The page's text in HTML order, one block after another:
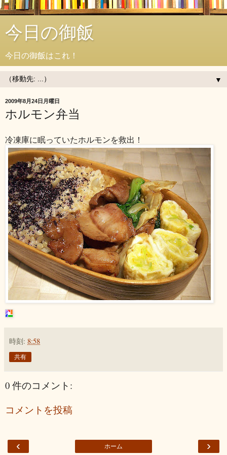
今日の御飯
今日の御飯はこれ！
▼
2009年8月24日月曜日
ホルモン弁当
冷凍庫に眠っていたホルモンを救出！
時刻: 8:58
共有
0 件のコメント:
コメントを投稿
‹ ›
ホーム